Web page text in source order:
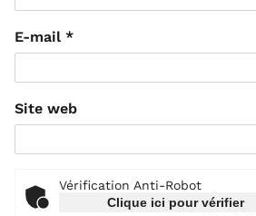
E-mail *
Site web
Vérification Anti-Robot
Clique ici pour vérifier